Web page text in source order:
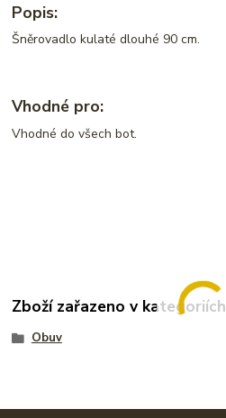
Popis:
Šněrovadlo kulaté dlouhé 90 cm.
Vhodné pro:
Vhodné do všech bot.
Zboží zařazeno v kategoriích
Obuv